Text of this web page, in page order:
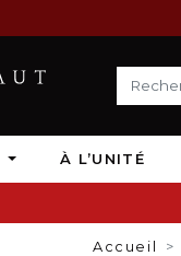
À L’UNITÉ
Accueil